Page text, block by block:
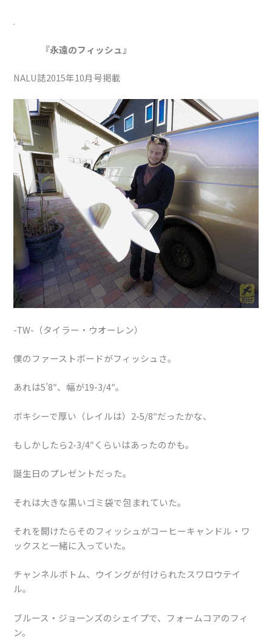
.
『永遠のフィッシュ』
NALU誌2015年10月号掲載
-TW-（タイラー・ウオーレン）
僕のファーストボードがフィッシュさ。
あれは5’8″、幅が19-3/4″。
ボキシーで厚い（レイルは）2-5/8″だったかな、
もしかしたら2-3/4″くらいはあったのかも。
誕生日のプレゼントだった。
それは大きな黒いゴミ袋で包まれていた。
それを開けたらそのフィッシュがコーヒーキャンドル・ワ
ックスと一緒に入っていた。
チャンネルボトム、ウイングが付けられたスワロウテイ
ル。
ブルース・ジョーンズのシェイプで、フォームコアのフィ
ン。